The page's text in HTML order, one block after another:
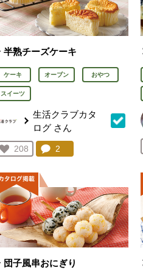
半熟チーズケーキ
ケーキ オーブン おやつ
スイーツ
生活クラブカタ
ログ さん
お気に入り登録：
208
人が登録
コメント：
2
団子風串おにぎり